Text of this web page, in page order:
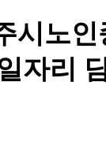
시노
자리